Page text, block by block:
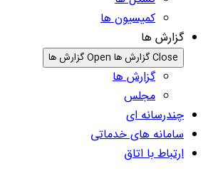
کمیسیون ها
گزارش ها
Close گزارش ها Open گزارش ها
گزارش ها
مجلس
چندرسانه ای
سامانه های خدماتی
ارتباط با اتاق